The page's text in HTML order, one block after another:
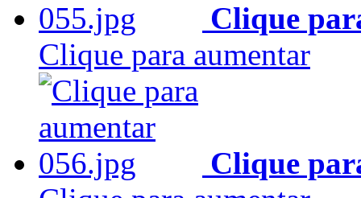
Clique
Clique para aumentar
Clique